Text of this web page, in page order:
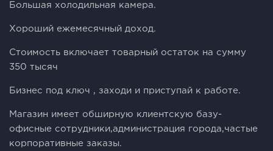
Большая холодильная камера.
Хороший ежемесячный доход.
Стоимость включает товарный остаток на сумму
350 тысяч
Бизнес под ключ , заходи и приступай к работе.
Магазин имеет обширную клиентскую базу-
офисные сотрудники,администрация города,частые
корпоративные заказы.